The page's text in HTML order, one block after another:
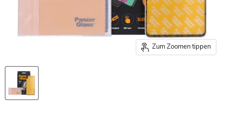
Zum Zoomen tippen